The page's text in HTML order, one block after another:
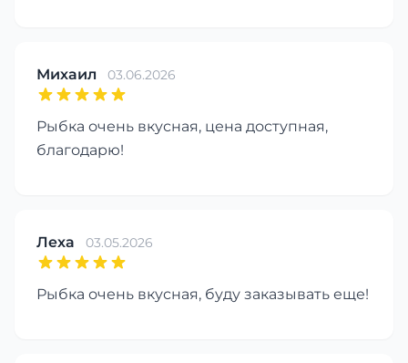
Михаил 03.06.2026
Рыбка очень вкусная, цена доступная,
благодарю!
Леха 03.05.2026
Рыбка очень вкусная, буду заказывать еще!